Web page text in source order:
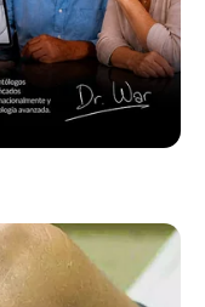
นสำเร็จ
ม